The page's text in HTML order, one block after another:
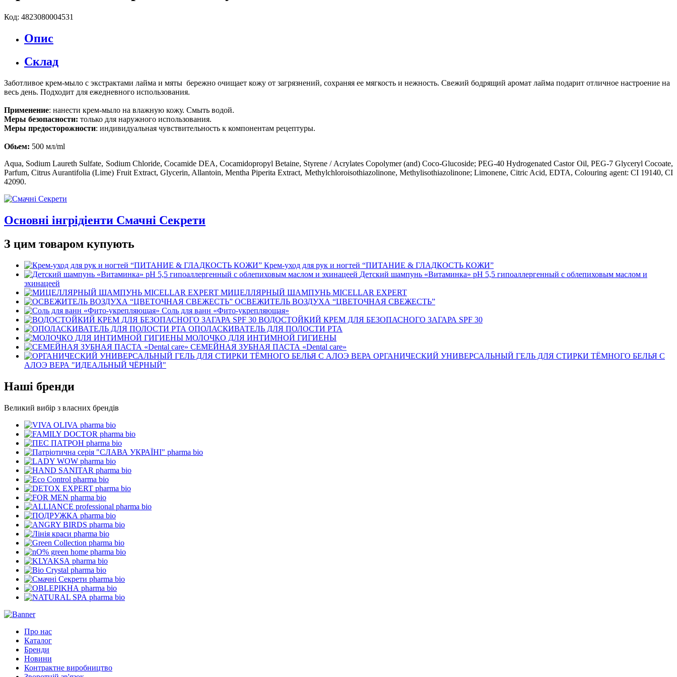
Код: 4823080004531
Опис
Склад
Заботливое крем-мыло с экстрактами лайма и мяты бережно очищает кожу от загрязнений, сохраняя ее мягкость и нежность. Свежий бодрящий аромат лайма подарит отличное настроение на
весь день. Подходит для ежедневного использования.
Применение: нанести крем-мыло на влажную кожу. Смыть водой.
Меры безопасности: только для наружного использования.
Меры предосторожности: индивидуальная чувствительность к компонентам рецептуры.
Обьем: 500 мл/ml
Aqua, Sodium Laureth Sulfate, Sodium Chloride, Cocamide DEA, Cocamidopropyl Betainе, Styrene / Acrylates Copolymer (and) Coco-Glucoside; PEG-40 Hydrogenated Castor Oil, PEG-7 Glyceryl Cocoate,
Parfum, Citrus Aurantifolia (Lime) Fruit Extract, Glycerin, Allantoin, Mentha Piperita Extract, Methylсhlorоіsothiazolinone, Methylіsothiazolinone; Limonene, Citric Acid, EDTA, Colouring agent: CI 19140, CI
42090.
Основні інгрідіенти Смачні Секрети
З цим товаром купують
Крем-уход для рук и ногтей “ПИТАНИЕ & ГЛАДКОСТЬ КОЖИ”
Детский шампунь «Витаминка» рН 5,5 гипоаллергенный с облепиховым маслом и
эхинацеей
МИЦЕЛЛЯРНЫЙ ШАМПУНЬ MICELLAR EXPERT
ОСВЕЖИТЕЛЬ ВОЗДУХА “ЦВЕТОЧНАЯ СВЕЖЕСТЬ”
Соль для ванн «Фито-укрепляющая»
ВОДОСТОЙКИЙ КРЕМ ДЛЯ БЕЗОПАСНОГО ЗАГАРА SPF 30
ОПОЛАСКИВАТЕЛЬ ДЛЯ ПОЛОСТИ РТА
МОЛОЧКО ДЛЯ ИНТИМНОЙ ГИГИЕНЫ
СЕМЕЙНАЯ ЗУБНАЯ ПАСТА «Dental care»
ОРГАНИЧЕСКИЙ УНИВЕРСАЛЬНЫЙ ГЕЛЬ ДЛЯ СТИРКИ ТЁМНОГО БЕЛЬЯ С
АЛОЭ ВЕРА "ИДЕАЛЬНЫЙ ЧЁРНЫЙ"
Наші бренди
Великий вибір з власних брендів
pharma bio
pharma bio
pharma bio
pharma bio
pharma bio
pharma bio
pharma bio
pharma bio
pharma bio
pharma bio
pharma bio
pharma bio
pharma bio
pharma bio
pharma bio
pharma bio
pharma bio
pharma bio
pharma bio
pharma bio
Про нас
Каталог
Бренди
Новини
Контрактне виробництво